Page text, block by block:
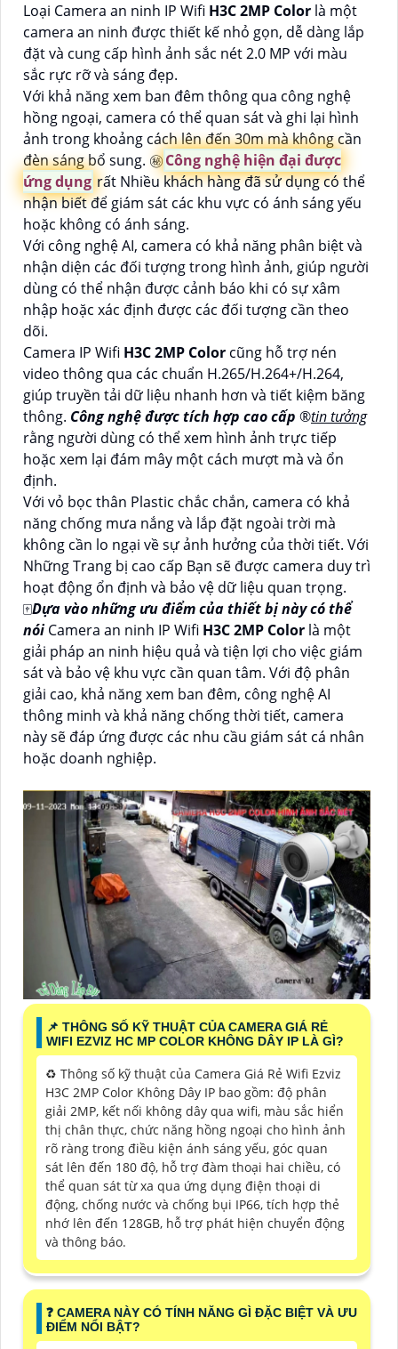
Loại Camera an ninh IP Wifi H3C 2MP Color là một
camera an ninh được thiết kế nhỏ gọn, dễ dàng lắp
đặt và cung cấp hình ảnh sắc nét 2.0 MP với màu
sắc rực rỡ và sáng đẹp.
Với khả năng xem ban đêm thông qua công nghệ
hồng ngoại, camera có thể quan sát và ghi lại hình
ảnh trong khoảng cách lên đến 30m mà không cần
đèn sáng bổ sung. ㊙️Công nghệ hiện đại được
ứng dụng rất Nhiều khách hàng đã sử dụng có thể
nhận biết để giám sát các khu vực có ánh sáng yếu
hoặc không có ánh sáng.
Với công nghệ AI, camera có khả năng phân biệt và
nhận diện các đối tượng trong hình ảnh, giúp người
dùng có thể nhận được cảnh báo khi có sự xâm
nhập hoặc xác định được các đối tượng cần theo
dõi.
Camera IP Wifi H3C 2MP Color cũng hỗ trợ nén
video thông qua các chuẩn H.265/H.264+/H.264,
giúp truyền tải dữ liệu nhanh hơn và tiết kiệm băng
thông. Công nghệ được tích hợp cao cấp ®️tin tưởng
rằng người dùng có thể xem hình ảnh trực tiếp
hoặc xem lại đám mây một cách mượt mà và ổn
định.
Với vỏ bọc thân Plastic chắc chắn, camera có khả
năng chống mưa nắng và lắp đặt ngoài trời mà
không cần lo ngại về sự ảnh hưởng của thời tiết. Với
Những Trang bị cao cấp Bạn sẽ được camera duy trì
hoạt động ổn định và bảo vệ dữ liệu quan trọng.
🀄Dựa vào những ưu điểm của thiết bị này có thể
nói Camera an ninh IP Wifi H3C 2MP Color là một
giải pháp an ninh hiệu quả và tiện lợi cho việc giám
sát và bảo vệ khu vực cần quan tâm. Với độ phân
giải cao, khả năng xem ban đêm, công nghệ AI
thông minh và khả năng chống thời tiết, camera
này sẽ đáp ứng được các nhu cầu giám sát cá nhân
hoặc doanh nghiệp.
📌 THÔNG SỐ KỸ THUẬT CỦA CAMERA GIÁ RẺ
WIFI EZVIZ HC MP COLOR KHÔNG DÂY IP LÀ GÌ?
♻️ Thông số kỹ thuật của Camera Giá Rẻ Wifi Ezviz
H3C 2MP Color Không Dây IP bao gồm: độ phân
giải 2MP, kết nối không dây qua wifi, màu sắc hiển
thị chân thực, chức năng hồng ngoại cho hình ảnh
rõ ràng trong điều kiện ánh sáng yếu, góc quan
sát lên đến 180 độ, hỗ trợ đàm thoại hai chiều, có
thể quan sát từ xa qua ứng dụng điện thoại di
động, chống nước và chống bụi IP66, tích hợp thẻ
nhớ lên đến 128GB, hỗ trợ phát hiện chuyển động
và thông báo.
️❓ CAMERA NÀY CÓ TÍNH NĂNG GÌ ĐẶC BIỆT VÀ ƯU
ĐIỂM NỔI BẬT?